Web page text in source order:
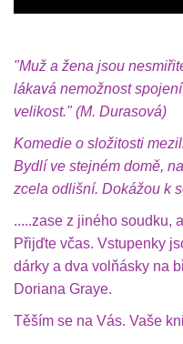
"Muž a žena jsou
lákavá nemožnost
velikost." (M. Durasová)
Komedie o složitosti
Bydlí ve stejném domě,
zcela odlišní. Dokážou k
.....zase z jiného soudku,
Přijďte včas. Vstupenky
dárky a dva volňásky na
Doriana Graye.
Těším se na Vás. Vaše